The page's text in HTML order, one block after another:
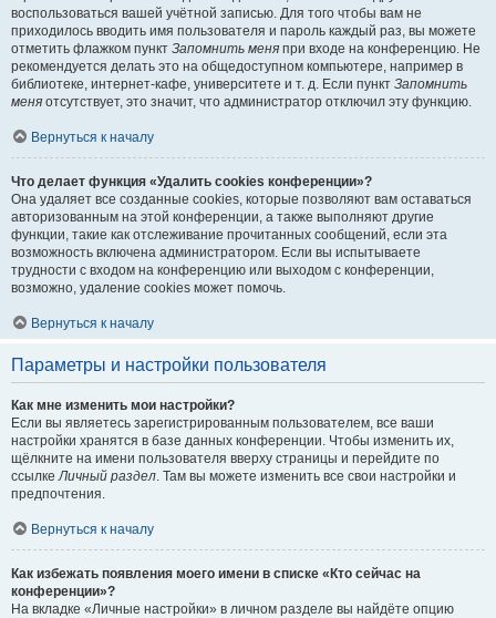
воспользоваться вашей учётной записью. Для того чтобы вам не
приходилось вводить имя пользователя и пароль каждый раз, вы можете
отметить флажком пункт Запомнить меня при входе на конференцию. Не
рекомендуется делать это на общедоступном компьютере, например в
библиотеке, интернет-кафе, университете и т. д. Если пункт Запомнить
меня отсутствует, это значит, что администратор отключил эту функцию.
Вернуться к началу
Что делает функция «Удалить cookies конференции»?
Она удаляет все созданные cookies, которые позволяют вам оставаться
авторизованным на этой конференции, а также выполняют другие
функции, такие как отслеживание прочитанных сообщений, если эта
возможность включена администратором. Если вы испытываете
трудности с входом на конференцию или выходом с конференции,
возможно, удаление cookies может помочь.
Вернуться к началу
Параметры и настройки пользователя
Как мне изменить мои настройки?
Если вы являетесь зарегистрированным пользователем, все ваши
настройки хранятся в базе данных конференции. Чтобы изменить их,
щёлкните на имени пользователя вверху страницы и перейдите по
ссылкеЛичный раздел. Там вы можете изменить все свои настройки и
предпочтения.
Вернуться к началу
Как избежать появления моего имени в списке «Кто сейчас на
конференции»?
На вкладке «Личные настройки» в личном разделе вы найдёте опцию